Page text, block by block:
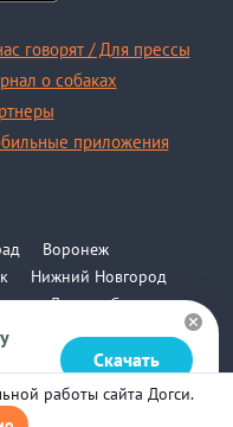
Скачать
говорят / Для прессы
о собаках
приложения
Воронеж
Нижний Новгород
на-Дону
Самара
работы сайта Догси.